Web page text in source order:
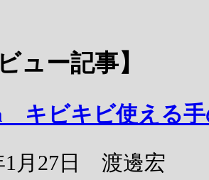
ュー記事】
ビキビ使える手
27日 渡邊宏